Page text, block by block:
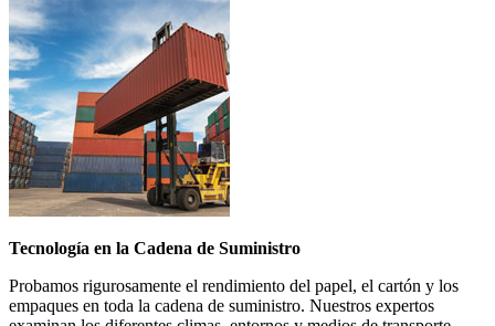
Tecnología en la Cadena de Suministro
Probamos rigurosamente el rendimiento del papel, el cartón y los
empaques en toda la cadena de suministro. Nuestros expertos